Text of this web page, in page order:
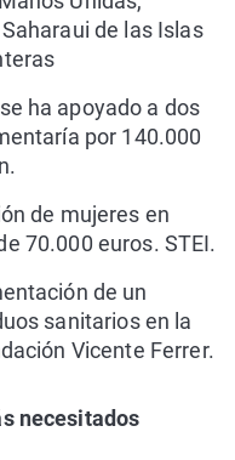
de las Islas
ha apoyado a dos
por 140.000
de mujeres en
70.000 euros. STEI.
de un
sanitarios en la
Vicente Ferrer.
necesitados